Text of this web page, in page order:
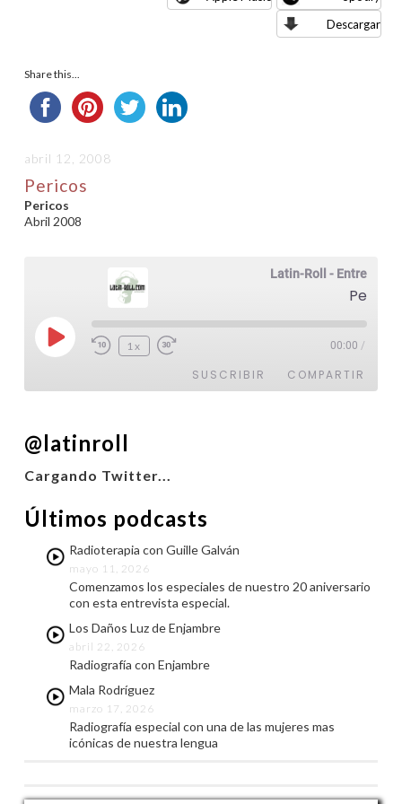
Descargar
Share this...
abril 12, 2008
Pericos
Pericos
Abril 2008
Latin-Roll - Entrevistas
Pericos
Reproducir
episodio
1x 00:00 /
SUSCRIBIR COMPARTIR
FEED RSS
@latinroll
Cargando Twitter...
Últimos podcasts
Radioterapia con Guille Galván
mayo 11, 2026
Comenzamos los especiales de nuestro 20 aniversario
con esta entrevista especial.
Los Daños Luz de Enjambre
abril 22, 2026
Radiografía con Enjambre
Mala Rodríguez
marzo 17, 2026
Radiografía especial con una de las mujeres mas
icónicas de nuestra lengua